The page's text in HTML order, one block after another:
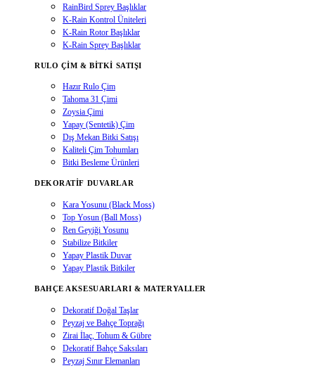
RainBird Sprey Başlıklar
K-Rain Kontrol Üniteleri
K-Rain Rotor Başlıklar
K-Rain Sprey Başlıklar
RULO ÇIM & BITKI SATIŞI
Hazır Rulo Çim
Tahoma 31 Çimi
Zoysia Çimi
Yapay (Sentetik) Çim
Dış Mekan Bitki Satışı
Kaliteli Çim Tohumları
Bitki Besleme Ürünleri
DEKORATIF DUVARLAR
Kara Yosunu (Black Moss)
Top Yosun (Ball Moss)
Ren Geyiği Yosunu
Stabilize Bitkiler
Yapay Plastik Duvar
Yapay Plastik Bitkiler
BAHÇE AKSESUARLARI & MATERYALLER
Dekoratif Doğal Taşlar
Peyzaj ve Bahçe Toprağı
Zirai İlaç, Tohum & Gübre
Dekoratif Bahçe Saksıları
Peyzaj Sınır Elemanları